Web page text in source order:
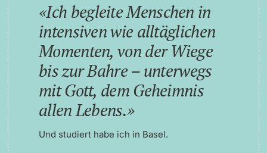
Ich begleite Menschen in
intensiven wie alltäglichen
Momenten, von der Wiege
bis zur Bahre – unterwegs
mit Gott, dem Geheimnis
allen Lebens.
Und studiert habe ich in Basel.